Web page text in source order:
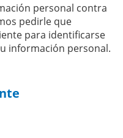
personal contra
pedirle que
para identificarse
información personal.